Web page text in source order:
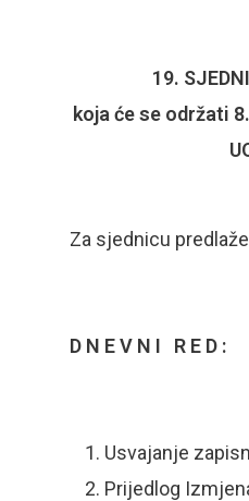
19.
koja će se održati
Za sjednicu
D N E V N I R E D :
Usvajanje
Prijedlog